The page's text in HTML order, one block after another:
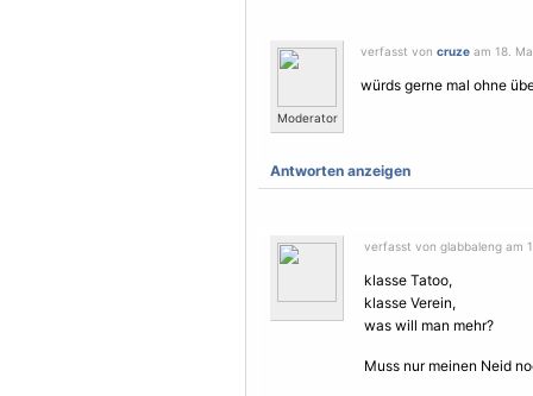
Moderator
verfasst von cruze am 18.
würds gerne mal ohne
Antworten anzeigen
verfasst von glabbaleng am
klasse Tatoo,
klasse Verein,
was will man mehr?
Muss nur meinen Neid